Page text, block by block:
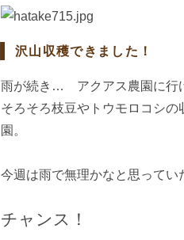
沢山収穫できました！
雨が続き… アクアス農園に行
そろそろ枝豆やトウモロコシ
園。
今週は雨で無理かなと思ってい
チャンス！